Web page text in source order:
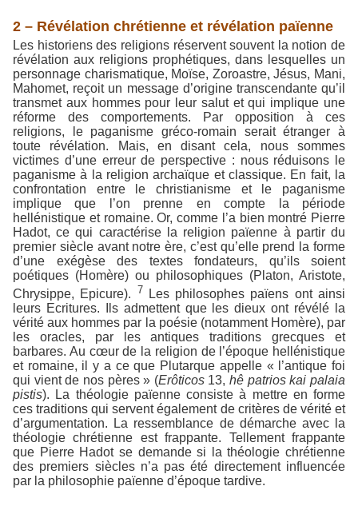
2 – Révélation chrétienne et révélation païenne
Les historiens des religions réservent souvent la notion de
révélation aux religions prophétiques, dans lesquelles un
personnage charismatique, Moïse, Zoroastre, Jésus, Mani,
Mahomet, reçoit un message d’origine transcendante qu’il
transmet aux hommes pour leur salut et qui implique une
réforme des comportements. Par opposition à ces
religions, le paganisme gréco-romain serait étranger à
toute révélation. Mais, en disant cela, nous sommes
victimes d’une erreur de perspective : nous réduisons le
paganisme à la religion archaïque et classique. En fait, la
confrontation entre le christianisme et le paganisme
implique que l’on prenne en compte la période
hellénistique et romaine. Or, comme l’a bien montré Pierre
Hadot, ce qui caractérise la religion païenne à partir du
premier siècle avant notre ère, c’est qu’elle prend la forme
d’une exégèse des textes fondateurs, qu’ils soient
poétiques (Homère) ou philosophiques (Platon, Aristote,
Chrysippe, Epicure). 7 Les philosophes païens ont ainsi
leurs Ecritures. Ils admettent que les dieux ont révélé la
vérité aux hommes par la poésie (notamment Homère), par
les oracles, par les antiques traditions grecques et
barbares. Au cœur de la religion de l’époque hellénistique
et romaine, il y a ce que Plutarque appelle « l’antique foi
qui vient de nos pères » (Erôticos13,hê patrios kai palaia
pistis). La théologie païenne consiste à mettre en forme
ces traditions qui servent également de critères de vérité et
d’argumentation. La ressemblance de démarche avec la
théologie chrétienne est frappante. Tellement frappante
que Pierre Hadot se demande si la théologie chrétienne
des premiers siècles n’a pas été directement influencée
par la philosophie païenne d’époque tardive.